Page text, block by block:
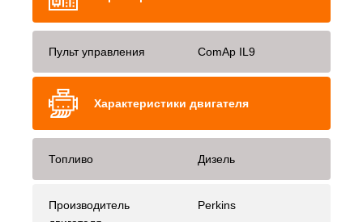
Пульт управления ComAp IL9
Характеристики двигателя
Топливо Дизель
Производитель
Perkins